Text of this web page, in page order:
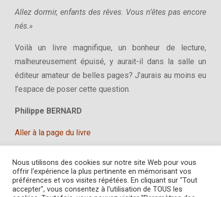
Allez dormir, enfants des rêves. Vous n’êtes pas encore
nés.»
Voilà un livre magnifique, un bonheur de lecture,
malheureusement épuisé, y aurait-il dans la salle un
éditeur amateur de belles pages? J’aurais au moins eu
l’espace de poser cette question.
Philippe BERNARD
Aller à la page du livre
Copyright © 2022L' Amourier éditions
Nous utilisons des cookies sur notre site Web pour vous
offrir l'expérience la plus pertinente en mémorisant vos
préférences et vos visites répétées. En cliquant sur "Tout
accepter", vous consentez à l'utilisation de TOUS les